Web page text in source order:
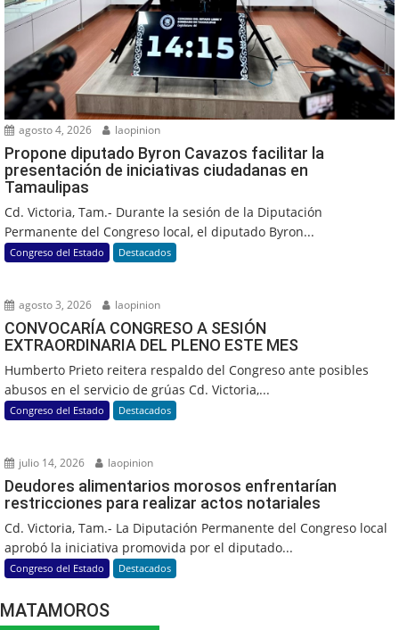
agosto 4, 2026 laopinion
Propone diputado Byron Cavazos facilitar la
presentación de iniciativas ciudadanas en
Tamaulipas
Cd. Victoria, Tam.- Durante la sesión de la Diputación
Permanente del Congreso local, el diputado Byron...
Congreso del Estado Destacados
agosto 3, 2026 laopinion
CONVOCARÍA CONGRESO A SESIÓN
EXTRAORDINARIA DEL PLENO ESTE MES
Humberto Prieto reitera respaldo del Congreso ante posibles
abusos en el servicio de grúas Cd. Victoria,...
Congreso del Estado Destacados
julio 14, 2026 laopinion
Deudores alimentarios morosos enfrentarían
restricciones para realizar actos notariales
Cd. Victoria, Tam.- La Diputación Permanente del Congreso local
aprobó la iniciativa promovida por el diputado...
Congreso del Estado Destacados
MATAMOROS